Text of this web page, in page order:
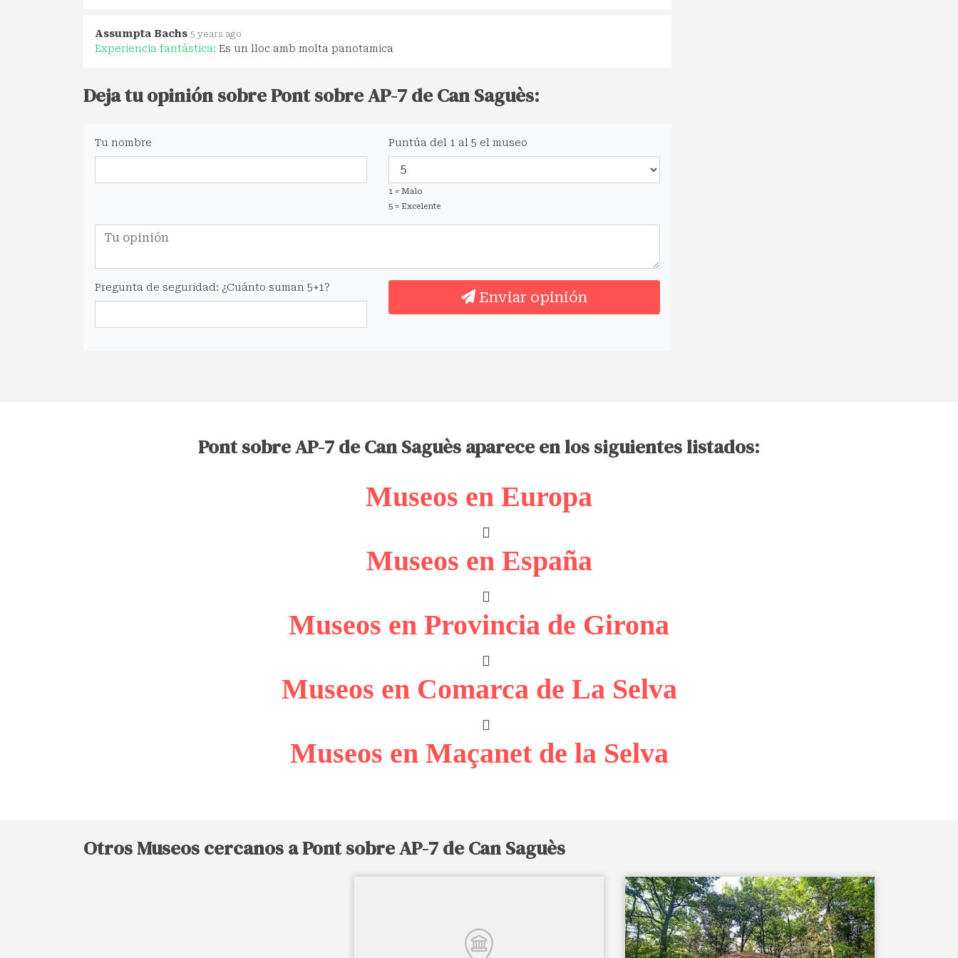
Assumpta Bachs 5 years ago
Experiencia fantástica: Es un lloc amb molta panotamica
Deja tu opinión sobre Pont sobre AP-7 de Can Saguès:
Tu nombre Puntúa del 1 al 5 el museo
1 = Malo
5 = Excelente
Pregunta de seguridad: ¿Cuánto suman 5+1?
Enviar opinión
Pont sobre AP-7 de Can Saguès aparece en los siguientes listados:
Museos en Europa
Museos en España
Museos en Provincia de Girona
Museos en Comarca de La Selva
Museos en Maçanet de la Selva
Otros Museos cercanos a Pont sobre AP-7 de Can Saguès